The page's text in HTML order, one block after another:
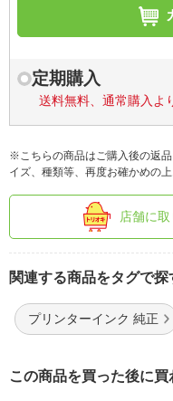
定期購入
送料無料、通常購入よ
※こちらの商品はご購入後の返
イズ、種類等、再度お確かめの上
店舗に取
関連する商品をタグで探
プリンターインク 純正
この商品を買った後に